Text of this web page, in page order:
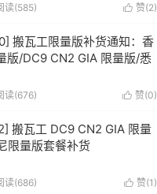
读(585)  赞(2)
搬瓦工限量版补货通知：香
版/DC9 CN2 GIA 限量版/悉
读(676)  赞(0)
搬瓦工 DC9 CN2 GIA 限量
限量版套餐补货
读(686)  赞(1 )